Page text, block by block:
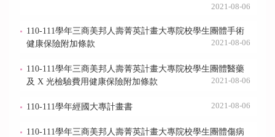
2021-08-06
110-111學年三商美邦人壽菁英計畫大專院校學生團體手術
健康保險附加條款
2021-08-06
110-111學年三商美邦人壽菁英計畫大專院校學生團體醫藥
及 X 光檢驗費用健康保險附加條款
2021-08-06
110-111學年經國大專計畫書 2021-08-06
110-111學年三商美邦人壽菁英計畫大專院校學生團體傷病